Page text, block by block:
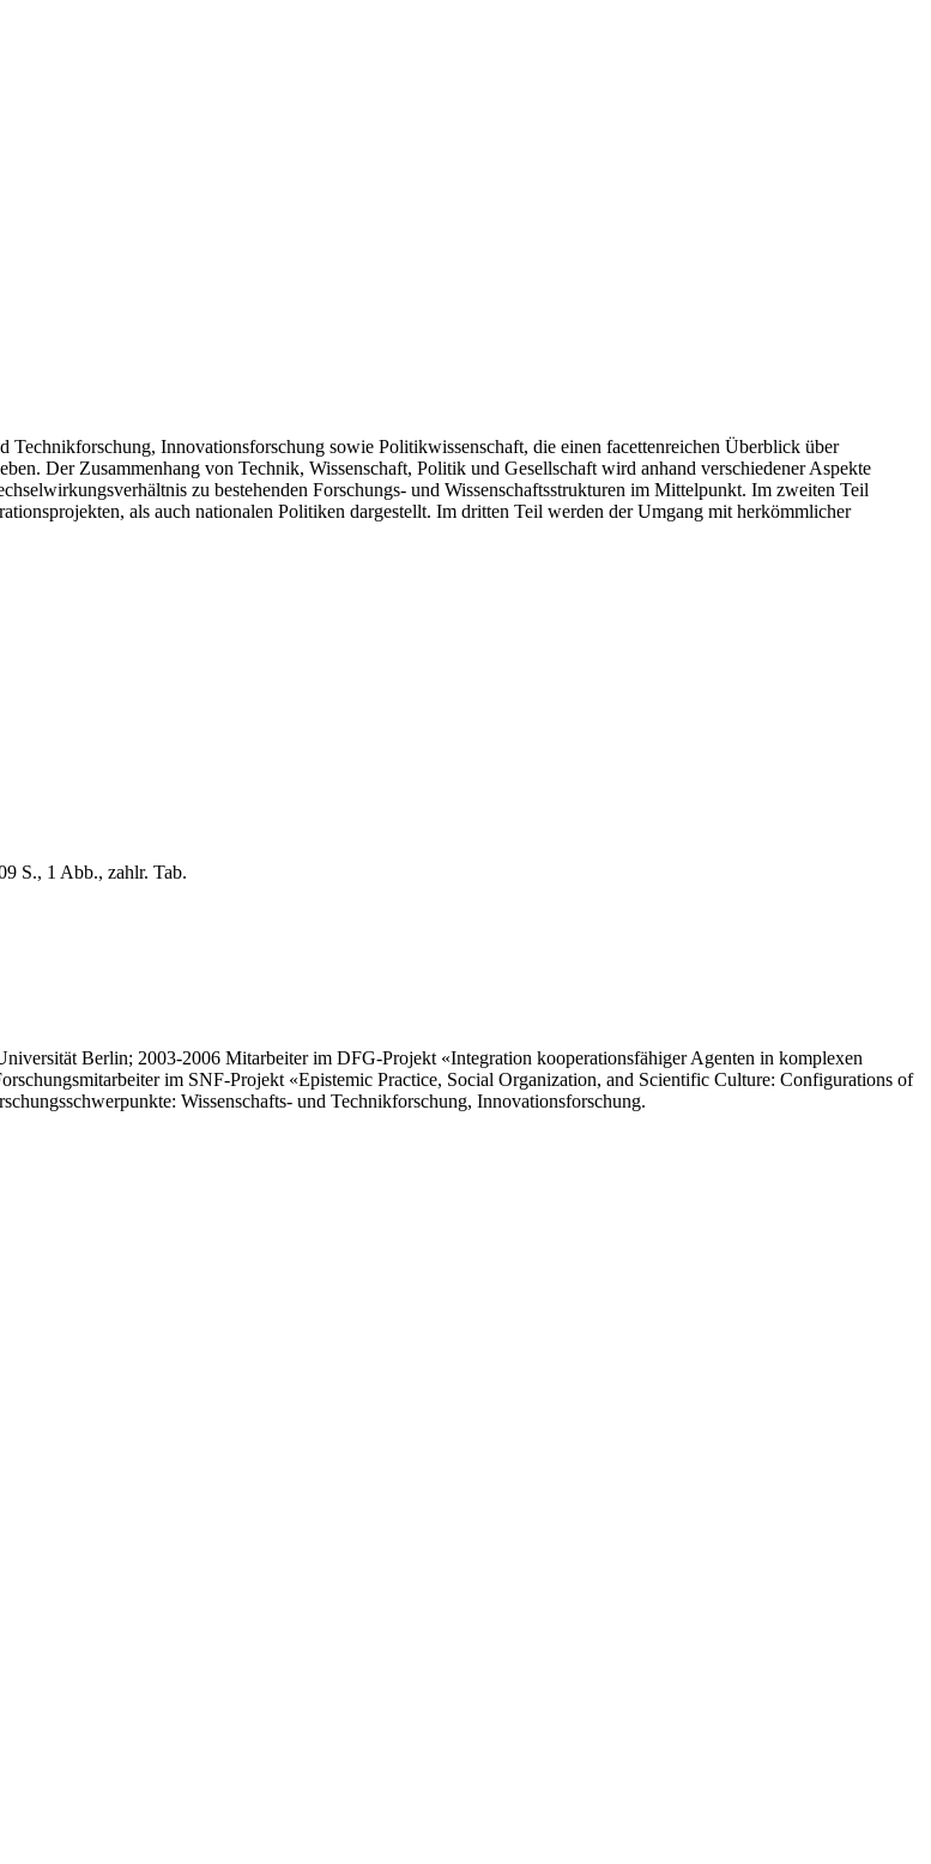
Technikforschung, Innovationsforschung sowie Politikwissenschaft, die einen facettenreichen Überblick über
Der Zusammenhang von Technik, Wissenschaft, Politik und Gesellschaft wird anhand verschiedener Aspekte
zu bestehenden Forschungs- und Wissenschaftsstrukturen im Mittelpunkt. Im zweiten Teil
als auch nationalen Politiken dargestellt. Im dritten Teil werden der Umgang mit herkömmlicher
S., 1 Abb., zahlr. Tab.
Berlin; 2003-2006 Mitarbeiter im DFG-Projekt «Integration kooperationsfähiger Agenten in komplexen
im SNF-Projekt «Epistemic Practice, Social Organization, and Scientific Culture: Configurations of
Wissenschafts- und Technikforschung, Innovationsforschung.